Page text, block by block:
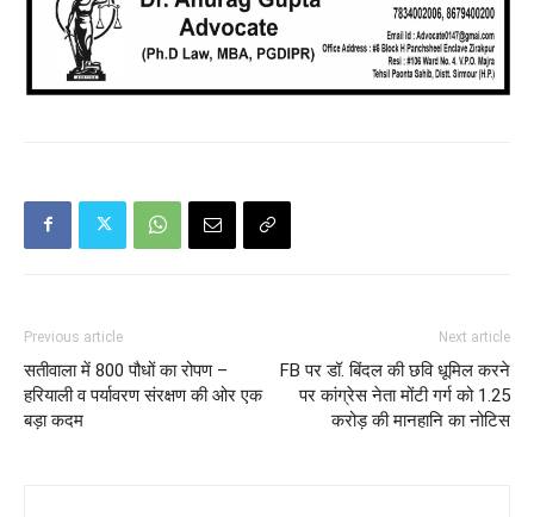
Previous article
सतीवाला में 800 पौधों का रोपण –
हरियाली व पर्यावरण संरक्षण की ओर एक
बड़ा कदम
Next article
FB पर डॉ. बिंदल की छवि धूमिल करने
पर कांग्रेस नेता मोंटी गर्ग को 1.25
करोड़ की मानहानि का नोटिस